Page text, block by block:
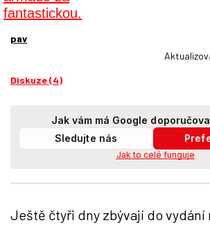
pav
Diskuze (4)
Jak vám má Google
Sledujte nás
Jak to celé funguje
Ještě čtyři dny zbývají do vydání